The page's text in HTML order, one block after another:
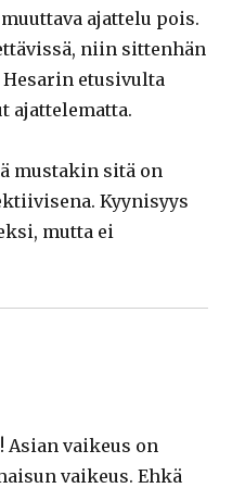
ajattelu pois.
niin sittenhän
etusivulta
ajattelematta.
mustakin sitä on
Kyynisyys
mutta ei
Asian vaikeus on
vaikeus. Ehkä